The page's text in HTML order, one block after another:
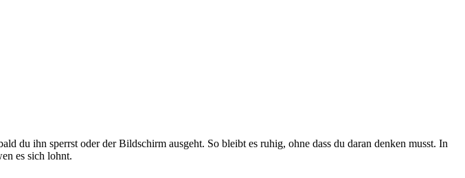
du ihn sperrst oder der Bildschirm ausgeht. So bleibt es ruhig, ohne dass du daran denken musst. In
es sich lohnt.